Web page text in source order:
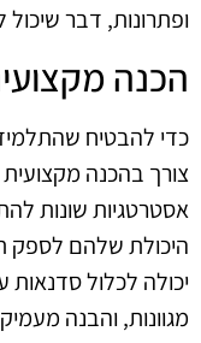
ופתרונות, דבר
הכנה
כדי להבטיח
צורך בהכנה
אסטרטגיות שונות
היכולת שלהם לספק
יכולה לכלול סדנאות
מגוונות, והבנה